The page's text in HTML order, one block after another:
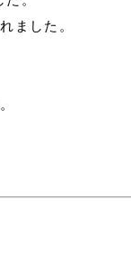
した。